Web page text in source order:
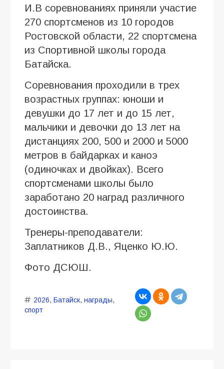
И.В соревнованиях приняли участие
270 спортсменов из 10 городов
Ростовской области, 22 спортсмена
из Спортивной школы города
Батайска.
Соревнования проходили в трех
возрастных группах: юноши и
девушки до 17 лет и до 15 лет,
мальчики и девочки до 13 лет на
дистанциях 200, 500 и 2000 и 5000
метров в байдарках и каноэ
(одиночках и двойках). Всего
спортсменами школы было
заработано 20 наград различного
достоинства.
Тренеры-преподаватели:
Заплатников Д.В., Яценко Ю.Ю.
Фото ДСЮШ.
2026, Батайск, награды,
спорт